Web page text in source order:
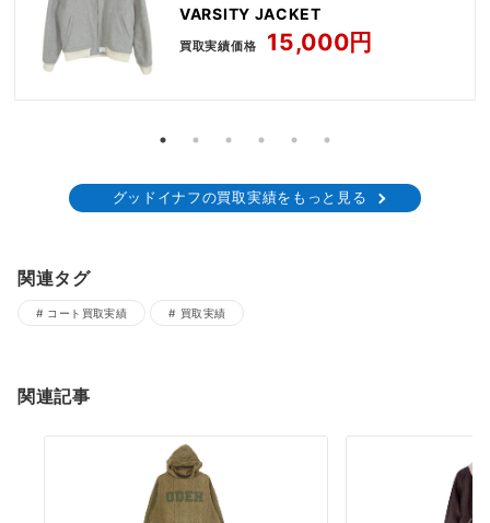
VARSITY JACKET
買取実績価格 15,000円
グッドイナフの買取実績をもっと見る
関連タグ
コート買取実績 買取実績
関連記事